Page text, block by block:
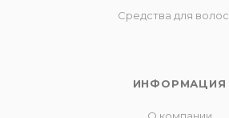
Средства для волос
ИНФОРМАЦИЯ